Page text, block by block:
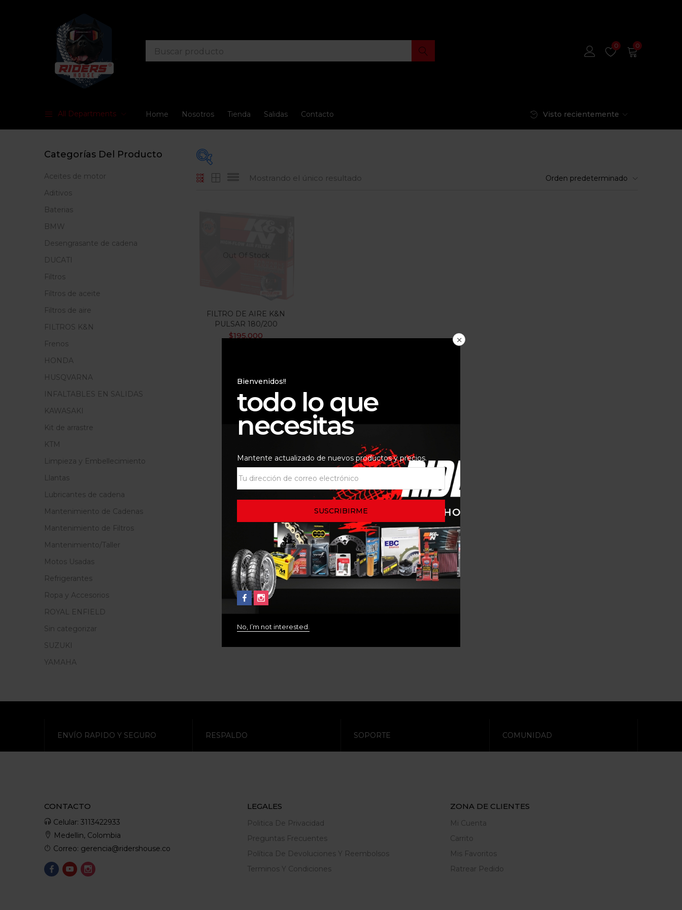
0 0
All Departments Home Nosotros Tienda Salidas Contacto Visto recientemente
En oferta
Categorias
Mostrando el único resultado Orden predeterminado
Out Of Stock
FILTRO DE AIRE K&N
PULSAR 180/200
$195.000
Categorías Del Producto
Aceites de motor
Aditivos
Baterias
BMW
Desengrasante de cadena
DUCATI
Filtros
Filtros de aceite
Filtros de aire
FILTROS K&N
Frenos
HONDA
HUSQVARNA
INFALTABLES EN SALIDAS
KAWASAKI
Kit de arrastre
KTM
Limpieza y Embellecimiento
Llantas
Lubricantes de cadena
Mantenimiento de Cadenas
Mantenimiento de Filtros
Mantenimiento/Taller
Motos Usadas
Refrigerantes
Ropa y Accesorios
ROYAL ENFIELD
Sin categorizar
SUZUKI
YAMAHA
Bienvenidos!!
todo lo que
necesitas
Mantente actualizado de nuevos productos y precios.
No, I’m not interested.
ENVÍO RAPIDO Y SEGURO RESPALDO SOPORTE COMUNIDAD
CONTACTO
Celular: 3113422933
Medellin, Colombia
Correo: gerencia@ridershouse.co
LEGALES
Politica De Privacidad
Preguntas Frecuentes
Política De Devoluciones Y Reembolsos
Terminos Y Condiciones
ZONA DE CLIENTES
Mi Cuenta
Carrito
Mis Favoritos
Ratrear Pedido